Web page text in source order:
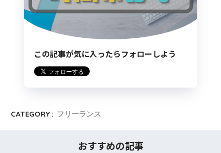
この記事が気に入ったらフォローしよう
CATEGORY : フリーランス
おすすめの記事